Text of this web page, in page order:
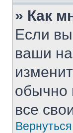
» Как
Если
ваши
обычно
все